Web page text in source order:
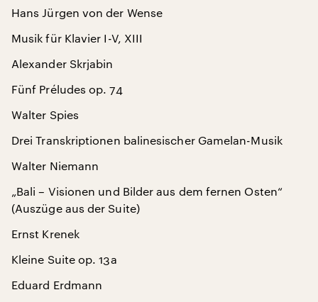
Hans Jürgen von der Wense
Musik für Klavier I-V, XIII
Alexander Skrjabin
Fünf Préludes op. 74
Walter Spies
Drei Transkriptionen balinesischer Gamelan-Musik
Walter Niemann
„Bali – Visionen und Bilder aus dem fernen Osten“
(Auszüge aus der Suite)
Ernst Krenek
Kleine Suite op. 13a
Eduard Erdmann